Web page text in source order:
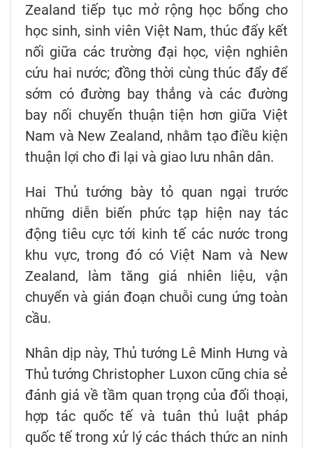
Zealand tiếp tục mở rộng học bổng cho
học sinh, sinh viên Việt Nam, thúc đẩy kết
nối giữa các trường đại học, viện nghiên
cứu hai nước; đồng thời cùng thúc đẩy để
sớm có đường bay thẳng và các đường
bay nối chuyến thuận tiện hơn giữa Việt
Nam và New Zealand, nhằm tạo điều kiện
thuận lợi cho đi lại và giao lưu nhân dân.
Hai Thủ tướng bày tỏ quan ngại trước
những diễn biến phức tạp hiện nay tác
động tiêu cực tới kinh tế các nước trong
khu vực, trong đó có Việt Nam và New
Zealand, làm tăng giá nhiên liệu, vận
chuyển và gián đoạn chuỗi cung ứng toàn
cầu.
Nhân dịp này, Thủ tướng Lê Minh Hưng và
Thủ tướng Christopher Luxon cũng chia sẻ
đánh giá về tầm quan trọng của đối thoại,
hợp tác quốc tế và tuân thủ luật pháp
quốc tế trong xử lý các thách thức an ninh